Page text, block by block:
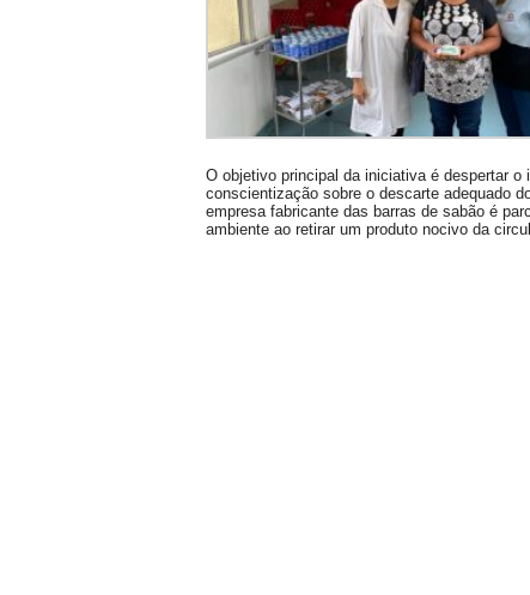
O objetivo principal da iniciativa é despertar
conscientização sobre o descarte adequado
empresa fabricante das barras de sabão é
ambiente ao retirar um produto nocivo da